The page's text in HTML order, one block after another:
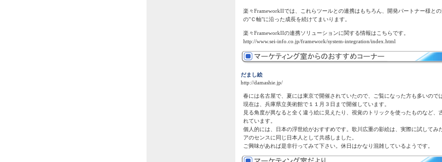
楽々FrameworkIIでは、これらツールとの連携はもちろん、開発パートナー様と
の"Ｃ軸"に沿った成長を続けてまいります。
楽々FrameworkIIの連携ソリューションに関する情報はこちらです。
http://www.sei-info.co.jp/framework/system-integration/index.html
だまし絵
http://damashie.jp/
春には名古屋で、夏には東京で開催されていたので、ご覧になった方も多いので
現在は、兵庫県立美術館で１１月３日まで開催しています。
見る角度が異なると全く違う絵に見えたり、視覚のトリックを使ったものなど、
れています。
個人的には、日本の浮世絵がおすすめです。歌川広重の影絵は、実際に試してみ
アのセンスに同じ日本人として共感しました。
ご興味があれば是非行ってみて下さい。休日はかなり混雑しているようです。